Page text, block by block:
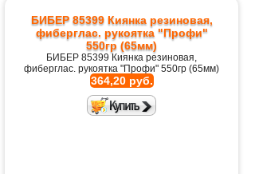
БИБЕР 85399 Киянка резиновая,
фиберглас. рукоятка "Профи"
550гр (65мм)
БИБЕР 85399 Киянка резиновая,
фиберглас. рукоятка "Профи" 550гр (65мм)
364,20 руб.